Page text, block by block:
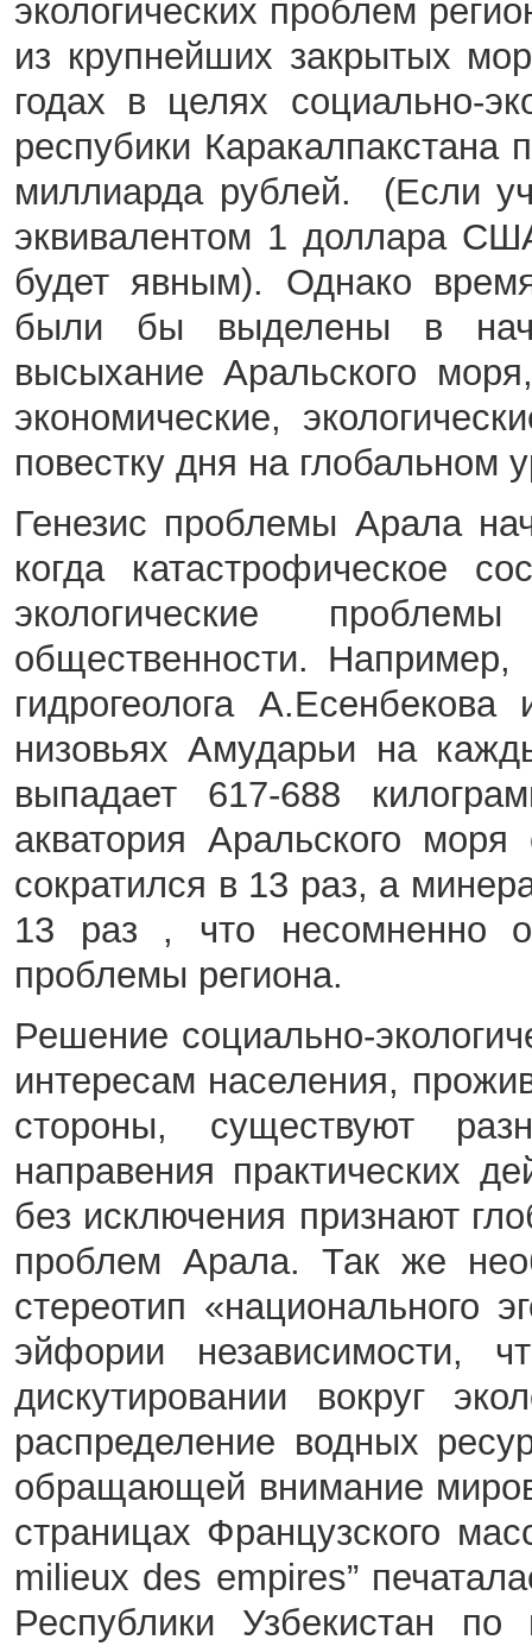
экологических проблем
из крупнейших закрытых
годах в целях социально-
респубики
миллиарда рублей. (Если
эквивалентом 1 доллара
будет явным). Однако
были бы выделены в
высыхание Аральского
экономические,
повестку дня на глобальном
Генезис проблемы Арала
когда катастрофическое
экологические
общественности.
гидрогеолога
низовьях Амударьи на
выпадает 617-688
акватория Аральского
сократился в 13 раз, а
13 раз , что несомненно
проблемы региона.
Решение социально-
интересам населения,
стороны, существуют
направения практических
без исключения признают
проблем Арала. Так же
стереотип «национального
эйфории независимости,
дискутировании вокруг
распределение водных
обращающей внимание
страницах Французского
milieux des empires”
Республики Узбекистан по